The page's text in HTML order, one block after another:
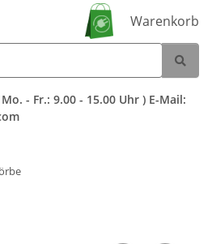
Warenkorb
- Fr.: 9.00 - 15.00 Uhr ) E-Mail: